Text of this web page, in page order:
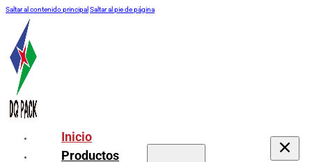
Saltar al contenido principal Saltar al pie de página
Inicio
Productos